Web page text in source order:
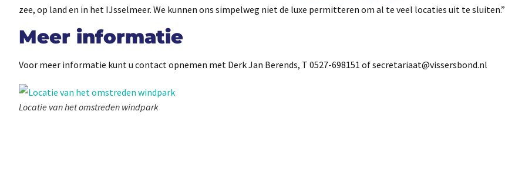
zee, op land en in het IJsselmeer. We kunnen ons simpelweg niet de luxe permitteren om al te veel locaties uit te sluiten.”
Meer informatie
Voor meer informatie kunt u contact opnemen met Derk Jan Berends, T 0527-698151 of secretariaat@vissersbond.nl
Locatie van het omstreden windpark